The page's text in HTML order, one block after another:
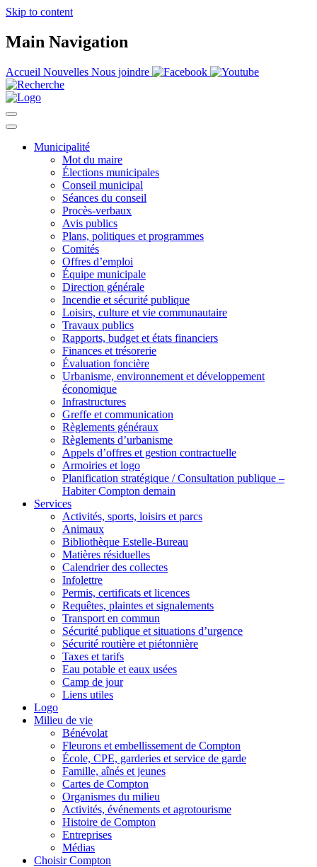
Skip to content
Main Navigation
Accueil Nouvelles Nous joindre
Municipalité
Mot du maire
Élections municipales
Conseil municipal
Séances du conseil
Procès-verbaux
Avis publics
Plans, politiques et programmes
Comités
Offres d’emploi
Équipe municipale
Direction générale
Incendie et sécurité publique
Loisirs, culture et vie communautaire
Travaux publics
Rapports, budget et états financiers
Finances et trésorerie
Évaluation foncière
Urbanisme, environnement et développement
économique
Infrastructures
Greffe et communication
Règlements généraux
Règlements d’urbanisme
Appels d’offres et gestion contractuelle
Armoiries et logo
Planification stratégique / Consultation publique –
Habiter Compton demain
Services
Activités, sports, loisirs et parcs
Animaux
Bibliothèque Estelle-Bureau
Matières résiduelles
Calendrier des collectes
Infolettre
Permis, certificats et licences
Requêtes, plaintes et signalements
Transport en commun
Sécurité publique et situations d’urgence
Sécurité routière et piétonnière
Taxes et tarifs
Eau potable et eaux usées
Camp de jour
Liens utiles
Logo
Milieu de vie
Bénévolat
Fleurons et embellissement de Compton
École, CPE, garderies et service de garde
Famille, aînés et jeunes
Cartes de Compton
Organismes du milieu
Activités, événements et agrotourisme
Histoire de Compton
Entreprises
Médias
Choisir Compton